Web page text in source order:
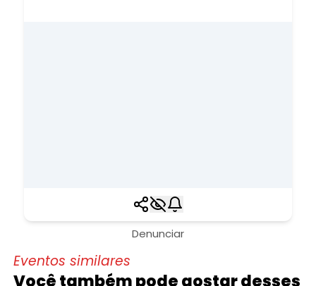
Denunciar
Eventos similares
Você também pode gostar desses